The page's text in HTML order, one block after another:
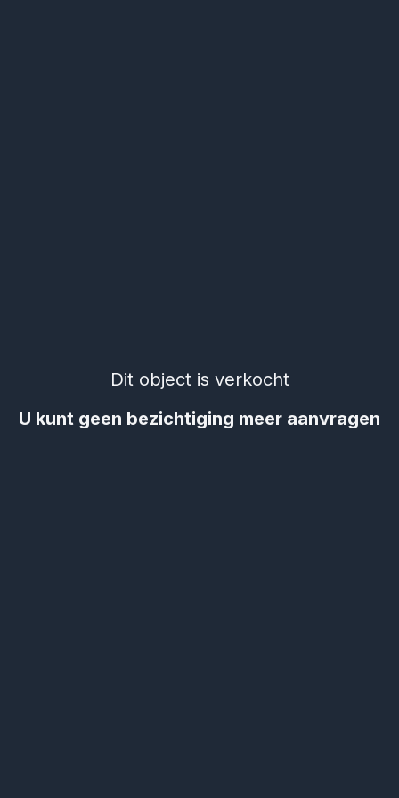
Dit object is verkocht
U kunt geen bezichtiging meer aanvragen